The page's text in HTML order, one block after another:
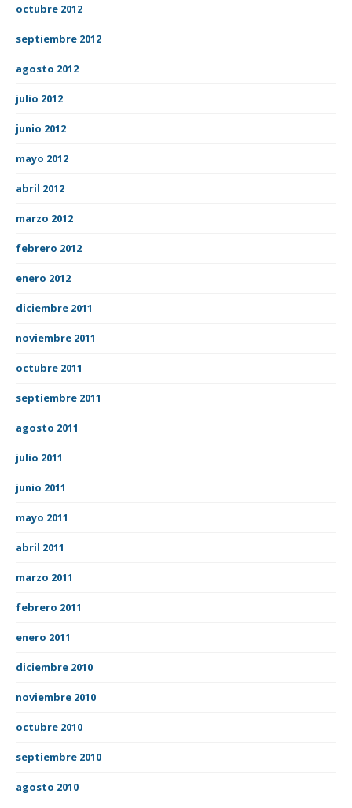
octubre 2012
septiembre 2012
agosto 2012
julio 2012
junio 2012
mayo 2012
abril 2012
marzo 2012
febrero 2012
enero 2012
diciembre 2011
noviembre 2011
octubre 2011
septiembre 2011
agosto 2011
julio 2011
junio 2011
mayo 2011
abril 2011
marzo 2011
febrero 2011
enero 2011
diciembre 2010
noviembre 2010
octubre 2010
septiembre 2010
agosto 2010